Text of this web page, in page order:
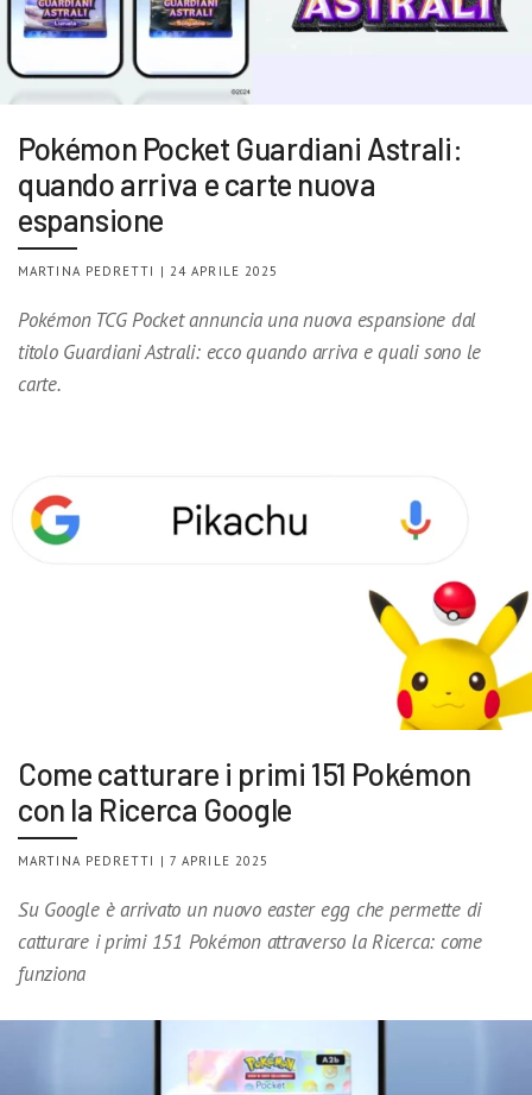
Pokémon Pocket Guardiani Astrali:
quando arriva e carte nuova
espansione
MARTINA PEDRETTI | 24 APRILE 2025
Pokémon TCG Pocket annuncia una nuova espansione dal
titolo Guardiani Astrali: ecco quando arriva e quali sono le
carte.
Come catturare i primi 151 Pokémon
con la Ricerca Google
MARTINA PEDRETTI | 7 APRILE 2025
Su Google è arrivato un nuovo easter egg che permette di
catturare i primi 151 Pokémon attraverso la Ricerca: come
funziona